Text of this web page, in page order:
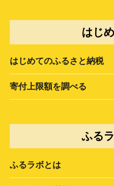
はじ
はじめてのふるさと納税
寄付上限額を調べる
ふる
ふるラボとは